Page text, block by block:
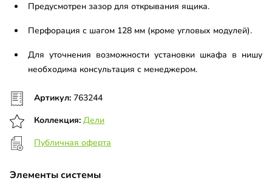
Предусмотрен зазор для открывания ящика.
Перфорация с шагом 128 мм (кроме угловых модулей).
Для уточнения возможности установки шкафа в нишу
необходима консультация с менеджером.
Артикул: 763244
Коллекция: Дели
Публичная оферта
Элементы системы